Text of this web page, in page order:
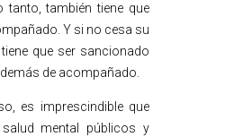
tanto, también tiene que
Y si no cesa su
que ser sancionado
de acompañado.
es imprescindible que
mental públicos y